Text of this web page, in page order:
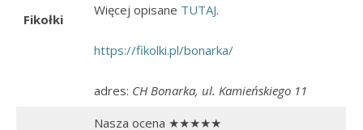
Fikołki
Więcej opisane TUTAJ.
https://fikolki.pl/bonarka/
adres: CH Bonarka, ul. Kamieńskiego 11
Nasza ocena ★★★★★